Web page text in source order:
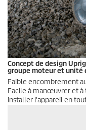
Concept de design
groupe moteur et unité
Faible encombrement
Facile à manœuvrer et
installer l'appareil en